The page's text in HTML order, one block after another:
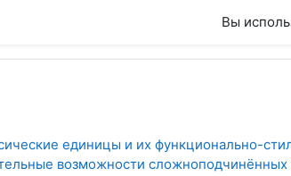
Вы
единицы и их функционально-
возможности